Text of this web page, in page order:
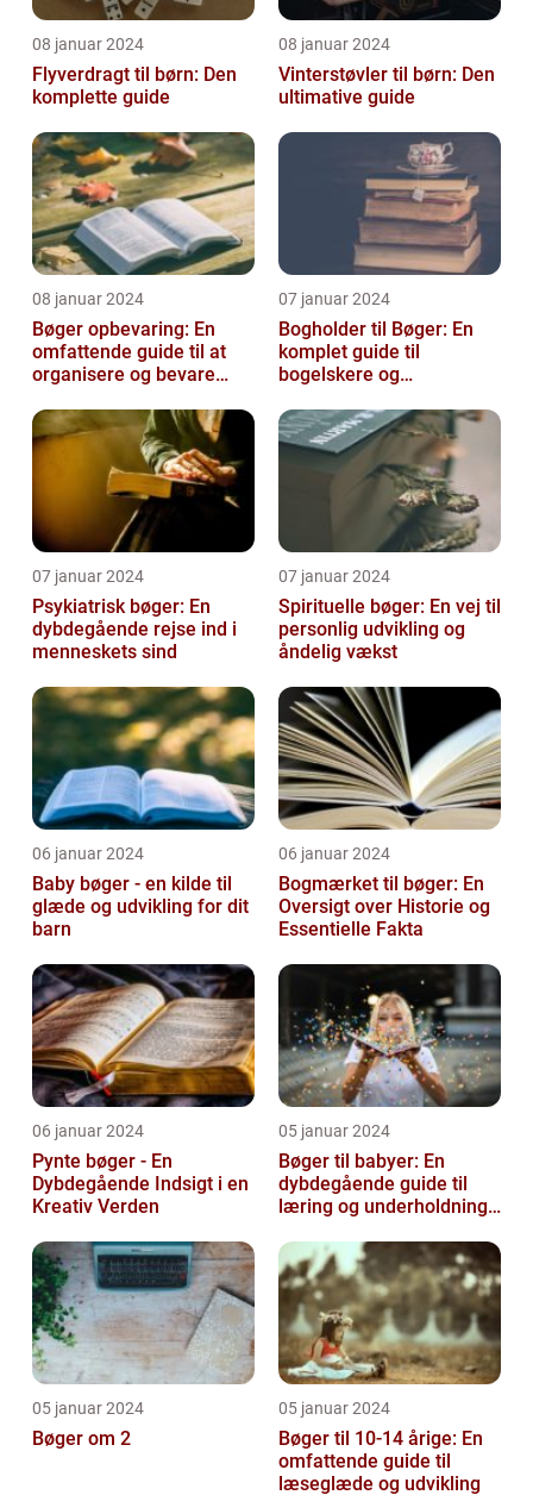
08 januar 2024
Flyverdragt til børn: Den
komplette guide
08 januar 2024
Vinterstøvler til børn: Den
ultimative guide
08 januar 2024
Bøger opbevaring: En
omfattende guide til at
organisere og bevare
07 januar 2024
Bogholder til Bøger: En
komplet guide til
bogelskere og
07 januar 2024
Psykiatrisk bøger: En
dybdegående rejse ind i
menneskets sind
07 januar 2024
Spirituelle bøger: En vej til
personlig udvikling og
åndelig vækst
06 januar 2024
Baby bøger - en kilde til
glæde og udvikling for dit
barn
06 januar 2024
Bogmærket til bøger: En
Oversigt over Historie og
Essentielle Fakta
06 januar 2024
Pynte bøger - En
Dybdegående Indsigt i en
Kreativ Verden
05 januar 2024
Bøger til babyer: En
dybdegående guide til
læring og underholdning
05 januar 2024
Bøger om 2
05 januar 2024
Bøger til 10-14 årige: En
omfattende guide til
læseglæde og udvikling